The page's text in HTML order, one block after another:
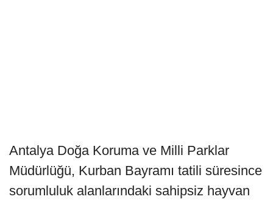
Antalya Doğa Koruma ve Milli Parklar
Müdürlüğü, Kurban Bayramı tatili süresince
sorumluluk alanlarındaki sahipsiz hayvan